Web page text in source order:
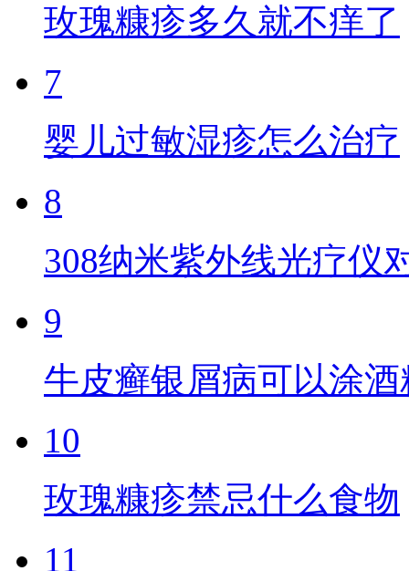
玫瑰糠疹多久就不痒了
7
婴儿过敏湿疹怎么治疗
8
308纳米紫外线光疗仪
9
牛皮癣银屑病可以涂酒
10
玫瑰糠疹禁忌什么食物
11